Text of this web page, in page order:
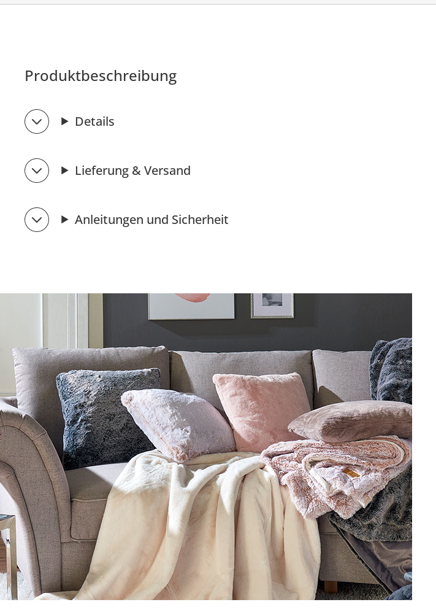
Produktbeschreibung
Details
Lieferung & Versand
Anleitungen und Sicherheit